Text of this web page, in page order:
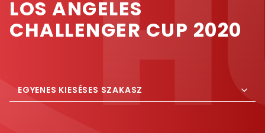
LOS ANGELES
CHALLENGER CUP 2020
EGYENES KIESÉSES SZAKASZ